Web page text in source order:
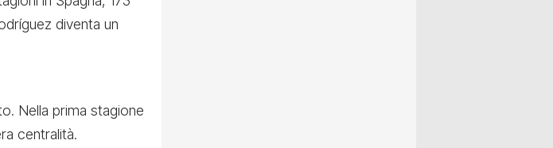
diventa un
Nella prima stagione
centralità.